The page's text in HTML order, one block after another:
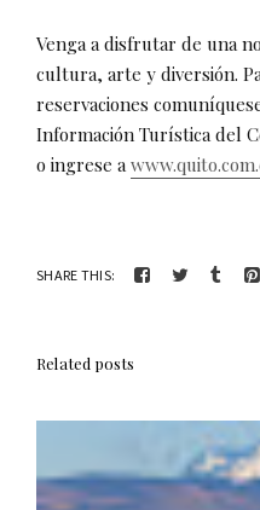
Venga a disfrutar de una
cultura, arte y diversión.
reservaciones
Información Turística del
o ingrese a
SHARE THIS:
Related posts